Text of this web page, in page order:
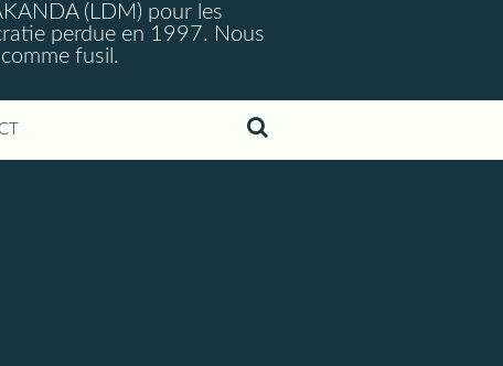
(LDM) pour les
perdue en 1997. Nous
fusil.